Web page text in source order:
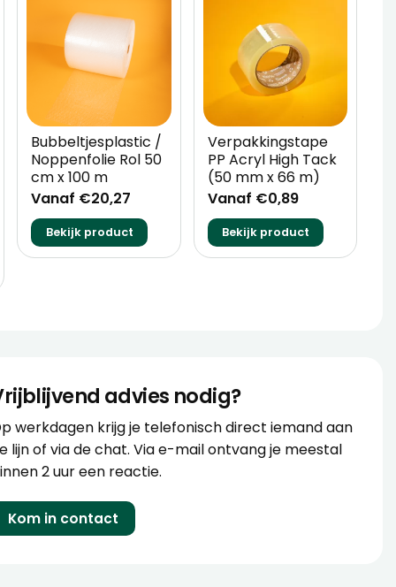
Bubbeltjesplastic /
Noppenfolie Rol 50
cm x 100 m
Vanaf €20,27
Bekijk product
Verpakkingstape
PP Acryl High Tack
(50 mm x 66 m)
Vanaf €0,89
Bekijk product
advies nodig?
werkdagen krijg je telefonisch direct iemand aan
lijn of via de chat. Via e-mail ontvang je meestal
2 uur een reactie.
Kom in contact